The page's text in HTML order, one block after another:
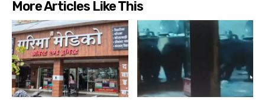
More Articles Like This